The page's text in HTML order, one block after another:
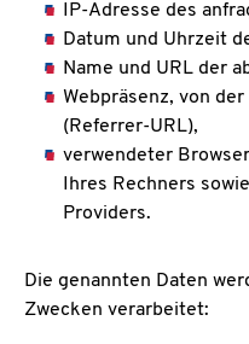
IP-Adresse des
Datum und Uhrzeit
Name und URL der
Webpräsenz, von
(Referrer-URL),
verwendeter
Ihres Rechners
Providers.
Die genannten Daten
Zwecken verarbeitet: